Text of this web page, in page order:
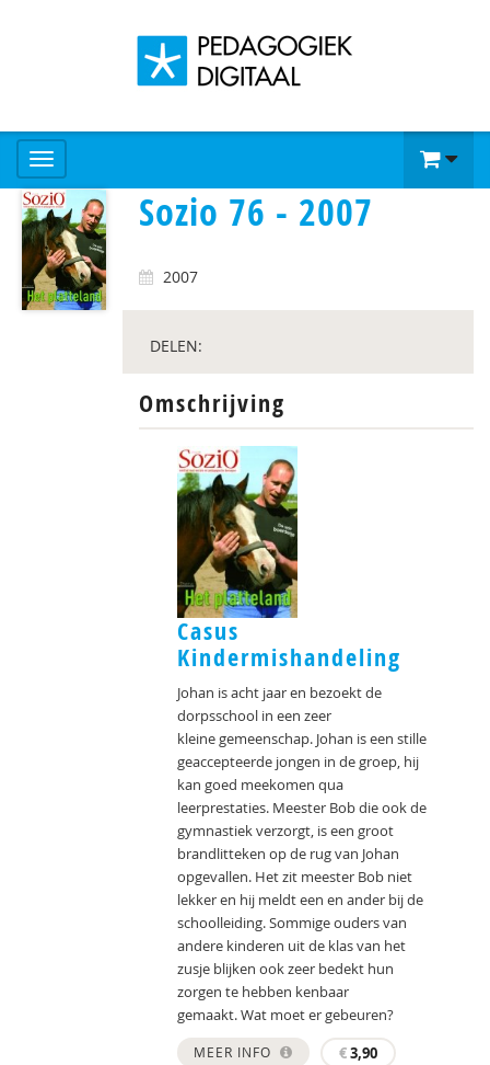
Sozio 76 - 2007
2007
DELEN:
Omschrijving
Casus
Kindermishandeling
Johan is acht jaar en bezoekt de
dorpsschool in een zeer
kleine gemeenschap. Johan is een stille
geaccepteerde jongen in de groep, hij
kan goed meekomen qua
leerprestaties. Meester Bob die ook de
gymnastiek verzorgt, is een groot
brandlitteken op de rug van Johan
opgevallen. Het zit meester Bob niet
lekker en hij meldt een en ander bij de
schoolleiding. Sommige ouders van
andere kinderen uit de klas van het
zusje blijken ook zeer bedekt hun
zorgen te hebben kenbaar
gemaakt. Wat moet er gebeuren?
MEER INFO €3,90